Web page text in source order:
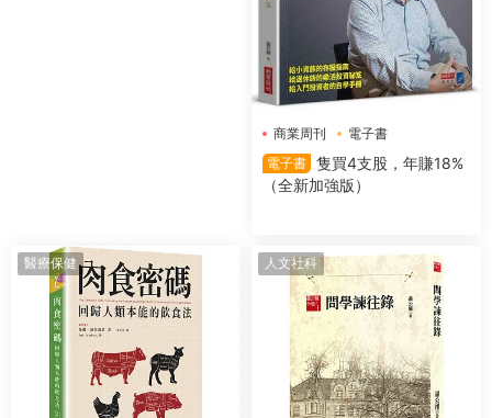
商業周刊
電子書
電子書 隻買4支股，年賺18%
（全新加強版）
醫療保健 人文社科